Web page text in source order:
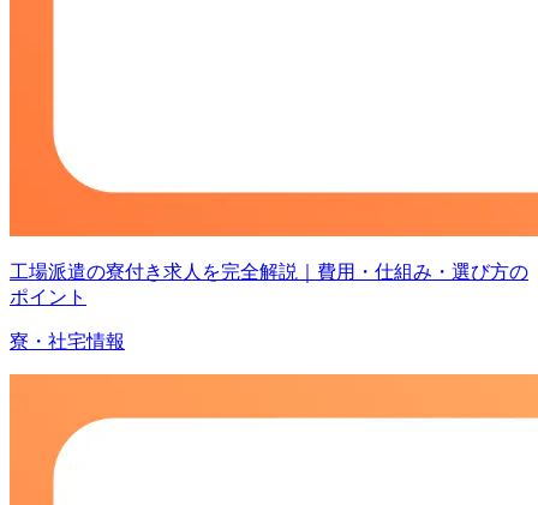
工場派遣の寮付き求人を完全解説｜費用・仕組み・選び方の
ポイント
寮・社宅情報